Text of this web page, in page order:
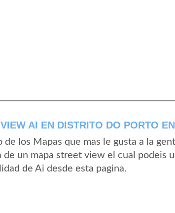
AI EN DISTRITO DO PORTO
de los Mapas que mas le gusta a la
de un mapa street view el cual podeis
de Ai desde esta pagina.